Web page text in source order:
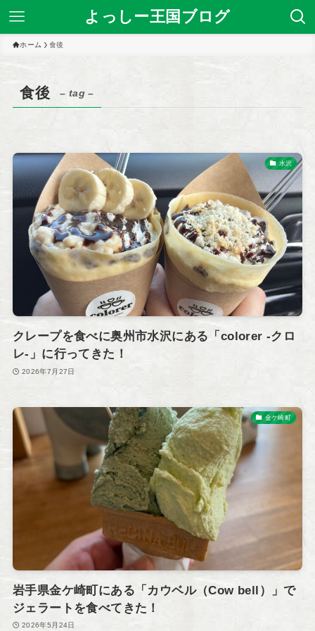
よっしー王国ブログ
ホーム 食後
食後 – tag –
水沢
クレープを食べに奥州市水沢にある「colorer -クロ
レ-」に行ってきた！
2026年7月27日
金ケ崎町
岩手県金ケ崎町にある「カウベル（Cow bell）」で
ジェラートを食べてきた！
2026年5月24日